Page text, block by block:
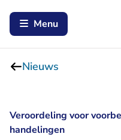
Menu
Nieuws
Veroordeling voor
handelingen